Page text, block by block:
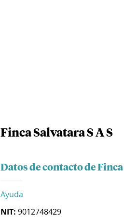
Finca Salvatara S A S
Datos de contacto de Finca
Ayuda
NIT: 9012748429